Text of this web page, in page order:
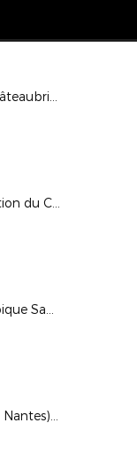
David Vernet (Volt. Châteaubriant) invité de France 3 PDL
Nouveauté : présentation du Conseil Consultatif des Clubs
Julien Sourice (Olympique Saumur) invité sur France 3 PDL
Sébastien Corchia (FC Nantes) invité de France 3 PDL